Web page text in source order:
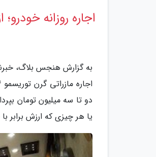
اجاره روزانه خودرو؛
یا هر چیزی که ارزش برابر